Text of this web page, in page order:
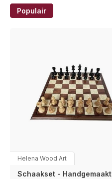
Populair
Helena Wood Art
Schaakset - Handgemaakt